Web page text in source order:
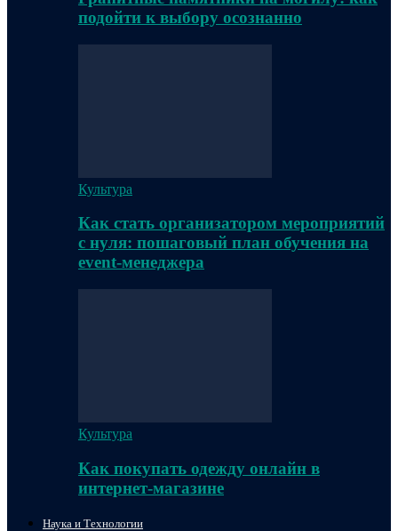
подойти к выбору осознанно
Культура
Как стать организатором мероприятий
с нуля: пошаговый план обучения на
event-менеджера
Культура
Как покупать одежду онлайн в
интернет-магазине
Наука и Технологии